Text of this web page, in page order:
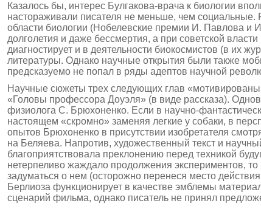
Казалось бы, интерес Булгакова-врача к биологии
настораживали писателя не меньше, чем социальные.
области биологии (Нобелевские премии И. Павлова и
долголетия и даже бессмертия, а при советской
диагностирует и в деятельности биокосмистов (в их
литературы. Однако научные открытия были также
предсказуемо не попал в ряды адептов научной
Научные сюжеты трех следующих глав
«Головы профессора Доуэля» (в виде рассказа).
физиолога С. Брюхоненко. Если в научно-
настоящем «скромно» заменяя легкие у собаки, в
опытов Брюхоненко в присутствии изобретателя
на Беляева. Напротив, художественный текст и
благоприятст­вовала преклонению перед техникой
нетерпеливо жаждало продолжения экспериментов,
задуматься о нем (осторожно перенеся место
Берлиоза функционирует в качестве эмблемы
сценарий фильма, однако писатель не принял